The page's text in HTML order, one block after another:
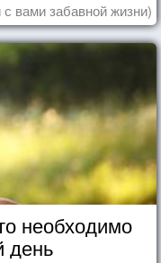
вами забавной жизни)
необходимо
день